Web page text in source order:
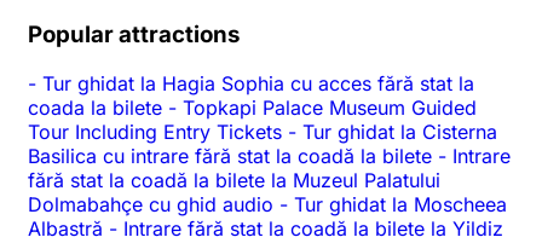
Popular attractions
- Tur ghidat la Hagia Sophia cu acces fără stat la
coada la bilete - Topkapi Palace Museum Guided
Tour Including Entry Tickets - Tur ghidat la Cisterna
Basilica cu intrare fără stat la coadă la bilete - Intrare
fără stat la coadă la bilete la Muzeul Palatului
Dolmabahçe cu ghid audio - Tur ghidat la Moscheea
Albastră - Intrare fără stat la coadă la bilete la Yildiz